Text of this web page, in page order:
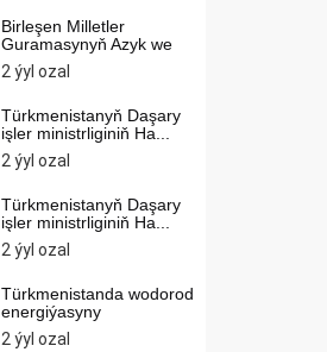
Birleşen Milletler
Guramasynyň Azyk we
oba ho...
2 ýyl ozal
Türkmenistanyň Daşary
işler ministrliginiň Ha...
2 ýyl ozal
Türkmenistanyň Daşary
işler ministrliginiň Ha...
2 ýyl ozal
Türkmenistanda wodorod
energiýasyny
ösdürmek...
2 ýyl ozal